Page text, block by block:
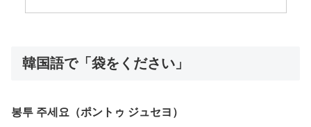
韓国語で「袋をください」
봉투 주세요（ポントゥ ジュセヨ）